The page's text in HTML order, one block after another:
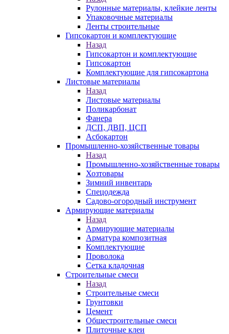
Рулонные материалы, клейкие ленты
Упаковочные материалы
Ленты строительные
Гипсокартон и комплектующие
Назад
Гипсокартон и комплектующие
Гипсокартон
Комплектующие для гипсокартона
Листовые материалы
Назад
Листовые материалы
Поликарбонат
Фанера
ДСП, ДВП, ЦСП
Асбокартон
Промышленно-хозяйственные товары
Назад
Промышленно-хозяйственные товары
Хозтовары
Зимний инвентарь
Спецодежда
Садово-огородный инструмент
Армирующие материалы
Назад
Армирующие материалы
Арматура композитная
Комплектующие
Проволока
Сетка кладочная
Строительные смеси
Назад
Строительные смеси
Грунтовки
Цемент
Общестроительные смеси
Плиточные клеи